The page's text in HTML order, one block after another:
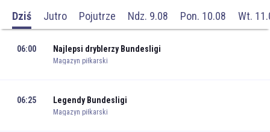
Dziś Jutro Pojutrze Ndz. 9.08 Pon. 10.08 Wt.
06:00 Najlepsi dryblerzy Bundesligi
Magazyn piłkarski
06:25 Legendy Bundesligi
Magazyn piłkarski